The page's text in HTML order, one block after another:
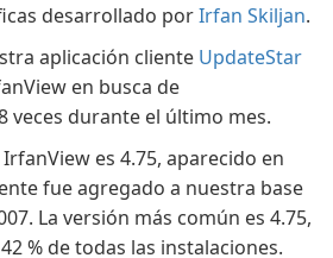
desarrollado porIrfan Skiljan.
aplicación cliente UpdateStar
en busca de
veces durante el último mes.
es 4.75, aparecido en
fue agregado a nuestra base
La versión más común es 4.75,
% de todas las instalaciones.